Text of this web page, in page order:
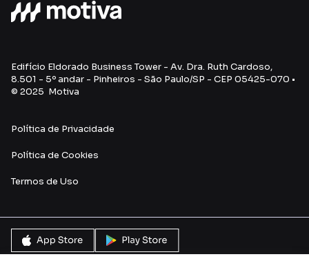
Edifício Eldorado Business Tower - Av. Dra. Ruth Cardoso,
8.501 - 5º andar - Pinheiros - São Paulo/SP - CEP 05425-070 •
© 2025 Motiva
Política de Privacidade
Política de Cookies
Termos de Uso